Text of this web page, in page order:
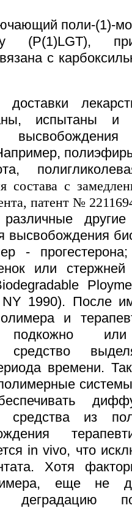
поли-(1)-
(P(1)LGT),
с
испытаны и
высвобождения
различные
высвобождения
-
или
1990). После
и
или
средство
времени.
средства из
in vivo, что
Хотя
еще не
деградацию